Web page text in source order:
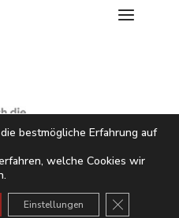
bestmögliche Erfahrung auf
welche Cookies wir
Einstellungen GDPR